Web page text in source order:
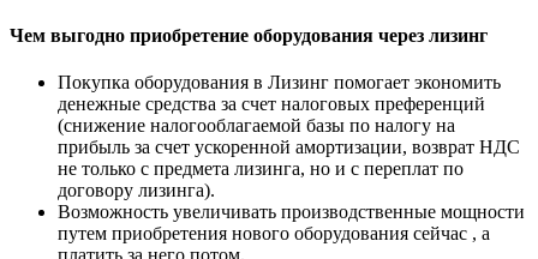
Чем выгодно приобретение оборудования через лизинг
Покупка оборудования в Лизинг помогает экономить
денежные средства за счет налоговых преференций
(снижение налогооблагаемой базы по налогу на
прибыль за счет ускоренной амортизации, возврат НДС
не только с предмета лизинга, но и с переплат по
договору лизинга).
Возможность увеличивать производственные мощности
путем приобретения нового оборудования сейчас , а
платить за него потом.